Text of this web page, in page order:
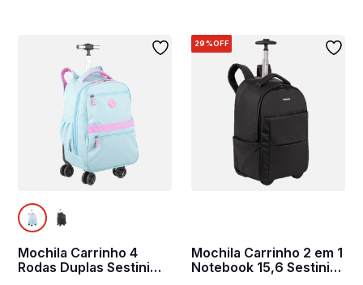
Mochila Carrinho 4
Rodas Duplas Sestini
29%OFF
Mochila Carrinho 2 em 1
Notebook 15,6 Sestini